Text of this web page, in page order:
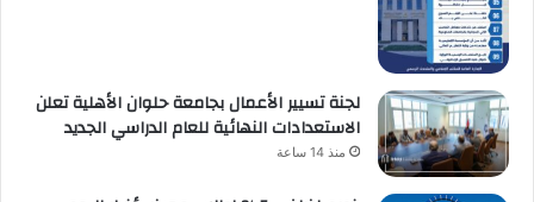
لجنة تسيير الأعمال بجامعة حلوان الأهلية تعلن
الاستعدادات النهائية للعام الدراسي الجديد
منذ 14 ساعة